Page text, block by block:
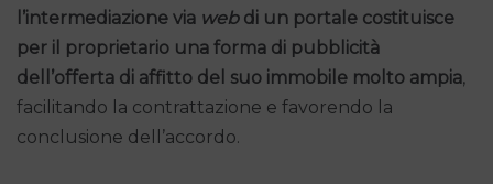
l’intermediazione via webdi un portale costituisce
per il proprietario una forma di pubblicità
dell’offerta di affitto del suo immobile molto ampia,
facilitando la contrattazione e favorendo la
conclusione dell’accordo.